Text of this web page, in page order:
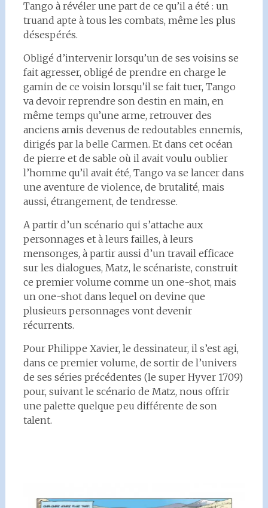
Tango à révéler une part de ce qu’il a été : un
truand apte à tous les combats, même les plus
désespérés.
Obligé d’intervenir lorsqu’un de ses voisins se
fait agresser, obligé de prendre en charge le
gamin de ce voisin lorsqu’il se fait tuer, Tango
va devoir reprendre son destin en main, en
même temps qu’une arme, retrouver des
anciens amis devenus de redoutables ennemis,
dirigés par la belle Carmen. Et dans cet océan
de pierre et de sable où il avait voulu oublier
l’homme qu’il avait été, Tango va se lancer dans
une aventure de violence, de brutalité, mais
aussi, étrangement, de tendresse.
A partir d’un scénario qui s’attache aux
personnages et à leurs failles, à leurs
mensonges, à partir aussi d’un travail efficace
sur les dialogues, Matz, le scénariste, construit
ce premier volume comme un one-shot, mais
un one-shot dans lequel on devine que
plusieurs personnages vont devenir
récurrents.
Pour Philippe Xavier, le dessinateur, il s’est agi,
dans ce premier volume, de sortir de l’univers
de ses séries précédentes (le super Hyver 1709)
pour, suivant le scénario de Matz, nous offrir
une palette quelque peu différente de son
talent.